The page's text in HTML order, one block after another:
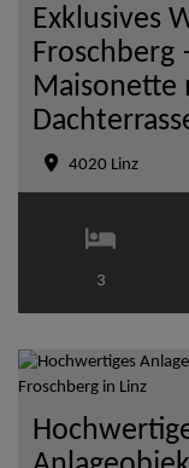
Exklusives
Froschberg
Maisonette
4020 Linz
3